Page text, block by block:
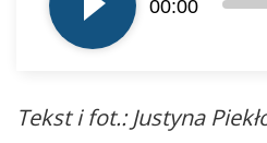
00:00
Tekst i fot.: Justyna